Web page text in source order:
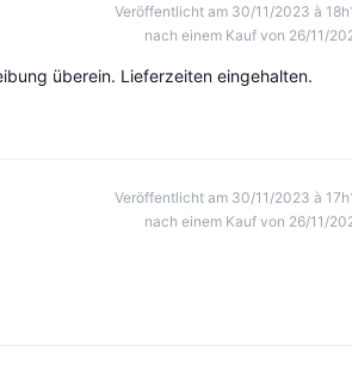
Veröffentlicht am 30/11/2023 à
nach einem Kauf von 26/11/
überein. Lieferzeiten eingehalten.
Veröffentlicht am 30/11/2023 à
nach einem Kauf von 26/11/